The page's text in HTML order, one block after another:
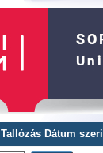
Tallózás Dátum